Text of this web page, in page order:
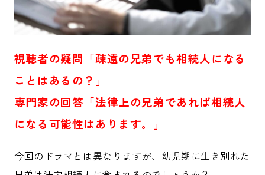
視聴者の疑問「疎遠の兄弟でも相続人になる
ことはあるの？」
専門家の回答「法律上の兄弟であれば相続人
になる可能性はあります。」
今回のドラマとは異なりますが、幼児期に生き別れた